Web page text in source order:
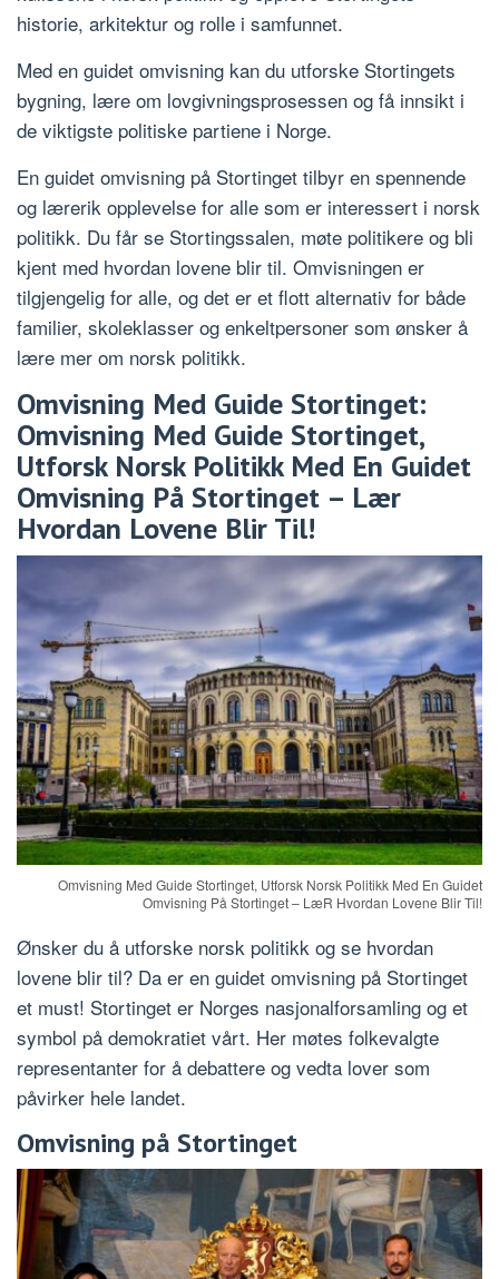
historie, arkitektur og rolle i samfunnet.
Med en guidet omvisning kan du utforske Stortingets
bygning, lære om lovgivningsprosessen og få innsikt i
de viktigste politiske partiene i Norge.
En guidet omvisning på Stortinget tilbyr en spennende
og lærerik opplevelse for alle som er interessert i norsk
politikk. Du får se Stortingssalen, møte politikere og bli
kjent med hvordan lovene blir til. Omvisningen er
tilgjengelig for alle, og det er et flott alternativ for både
familier, skoleklasser og enkeltpersoner som ønsker å
lære mer om norsk politikk.
Omvisning Med Guide Stortinget:
Omvisning Med Guide Stortinget,
Utforsk Norsk Politikk Med En Guidet
Omvisning På Stortinget – Lær
Hvordan Lovene Blir Til!
Omvisning Med Guide Stortinget, Utforsk Norsk Politikk Med En Guidet
Omvisning På Stortinget – LæR Hvordan Lovene Blir Til!
Ønsker du å utforske norsk politikk og se hvordan
lovene blir til? Da er en guidet omvisning på Stortinget
et must! Stortinget er Norges nasjonalforsamling og et
symbol på demokratiet vårt. Her møtes folkevalgte
representanter for å debattere og vedta lover som
påvirker hele landet.
Omvisning på Stortinget